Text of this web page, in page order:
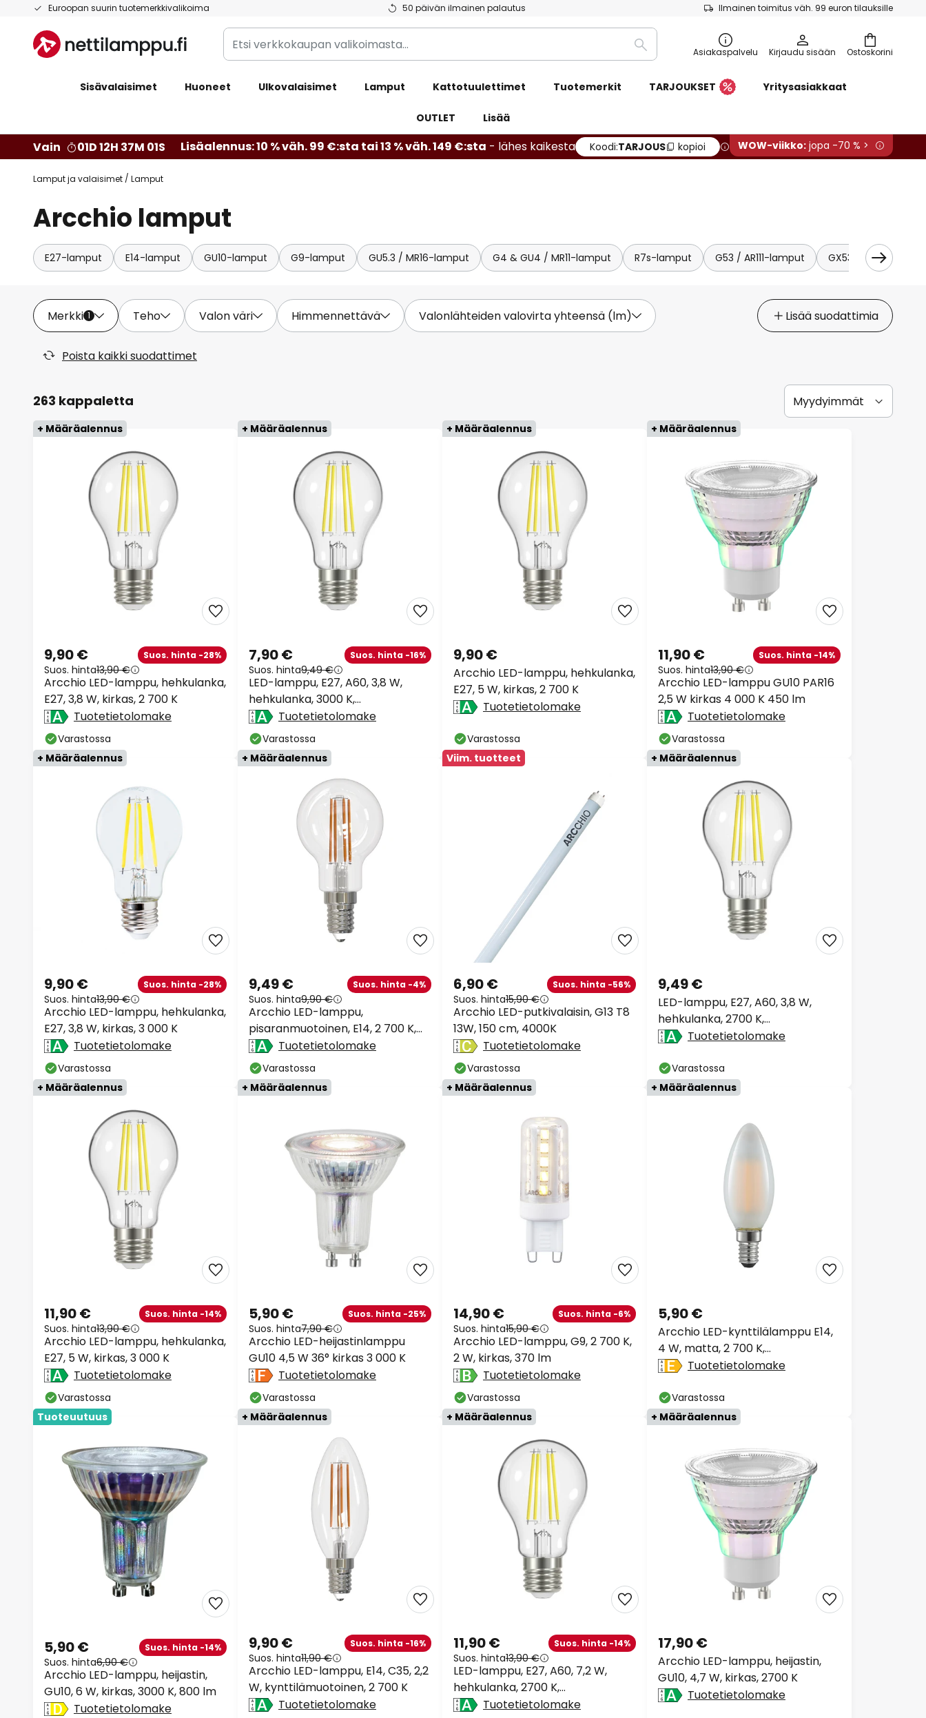
Euroopan suurin tuotemerkkivalikoima 50 päivän ilmainen palautus Ilmainen toimitus väh. 99 euron tilauksille
Skip
Content
Ostoskorini
Etsi
verkkokaupan
Etsi Asiakaspalvelu Kirjaudu sisään
Sisävalaisimet Huoneet Ulkovalaisimet Lamput Kattotuulettimet Tuotemerkit TARJOUKSET Yritysasiakkaat
OUTLET Lisää
Vain 01D 12H 37M 00S Lisäalennus: 10 % väh. 99 €:sta tai 13 % väh. 149 €:sta - lähes kaikesta Koodi:TARJOUS kopioi WOW-viikko: jopa -70 % >
Lamput ja valaisimet Lamput
Arcchio lamput
E27-lamput E14-lamput GU10-lamput G9-lamput GU5.3 / MR16-lamput G4 & GU4 / MR11-lamput R7s-lamput G53 / AR111-lamput GX53-lamput
Merkki 1 Teho Valon väri Himmennettävä Valonlähteiden valovirta yhteensä (lm) Lisää suodattimia
Poista kaikki suodattimet
263 kappaletta
+ Määräalennus
Arcchio LED-lamppu, hehkulanka,
E27, 3,8 W, kirkas, 2 700 K
9,90 € Suos. hinta -28%
Suos. hinta13,90 €
Tuotetietolomake
Varastossa
+ Määräalennus
LED-lamppu, E27, A60, 3,8 W,
hehkulanka, 3000 K,
himmennettävä
7,90 € Suos. hinta -16%
Suos. hinta9,49 €
Tuotetietolomake
Varastossa
+ Määräalennus
Arcchio LED-lamppu, hehkulanka,
E27, 5 W, kirkas, 2 700 K
9,90 €
Tuotetietolomake
Varastossa
+ Määräalennus
Arcchio LED-lamppu GU10 PAR16
2,5 W kirkas 4 000 K 450 lm
11,90 € Suos. hinta -14%
Suos. hinta13,90 €
Tuotetietolomake
Varastossa
+ Määräalennus
Arcchio LED-lamppu, hehkulanka,
E27, 3,8 W, kirkas, 3 000 K
9,90 € Suos. hinta -28%
Suos. hinta13,90 €
Tuotetietolomake
Varastossa
+ Määräalennus
Arcchio LED-lamppu,
pisaranmuotoinen, E14, 2 700 K,
2,2 W, hehkulanka
9,49 € Suos. hinta -4%
Suos. hinta9,90 €
Tuotetietolomake
Varastossa
Viim. tuotteet
Arcchio LED-putkivalaisin, G13 T8
13W, 150 cm, 4000K
6,90 € Suos. hinta -56%
Suos. hinta15,90 €
Tuotetietolomake
Varastossa
+ Määräalennus
LED-lamppu, E27, A60, 3,8 W,
hehkulanka, 2700 K,
himmennettävä
9,49 €
Tuotetietolomake
Varastossa
+ Määräalennus
Arcchio LED-lamppu, hehkulanka,
E27, 5 W, kirkas, 3 000 K
11,90 € Suos. hinta -14%
Suos. hinta13,90 €
Tuotetietolomake
Varastossa
+ Määräalennus
Arcchio LED-heijastinlamppu
GU10 4,5 W 36° kirkas 3 000 K
5,90 € Suos. hinta -25%
Suos. hinta7,90 €
Tuotetietolomake
Varastossa
+ Määräalennus
Arcchio LED-lamppu, G9, 2 700 K,
2 W, kirkas, 370 lm
14,90 € Suos. hinta -6%
Suos. hinta15,90 €
Tuotetietolomake
Varastossa
+ Määräalennus
Arcchio LED-kynttilälamppu E14,
4 W, matta, 2 700 K,
himmennettävä
5,90 €
Tuotetietolomake
Varastossa
Tuoteuutuus
Arcchio LED-lamppu, heijastin,
GU10, 6 W, kirkas, 3000 K, 800 lm
5,90 € Suos. hinta -14%
Suos. hinta6,90 €
Tuotetietolomake
+ Määräalennus
Arcchio LED-lamppu, E14, C35, 2,2
W, kynttilämuotoinen, 2 700 K
9,90 € Suos. hinta -16%
Suos. hinta11,90 €
Tuotetietolomake
+ Määräalennus
LED-lamppu, E27, A60, 7,2 W,
hehkulanka, 2700 K,
himmennettävä
11,90 € Suos. hinta -14%
Suos. hinta13,90 €
Tuotetietolomake
+ Määräalennus
Arcchio LED-lamppu, heijastin,
GU10, 4,7 W, kirkas, 2700 K
17,90 €
Tuotetietolomake